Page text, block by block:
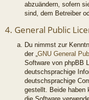
abzuändern, sofern
sind, dem Betreiber
4. General Public
Du nimmst zur
der „GNU General
Software von phpBB
deutschsprachige
deutschsprachige
gestellt. Beide haben